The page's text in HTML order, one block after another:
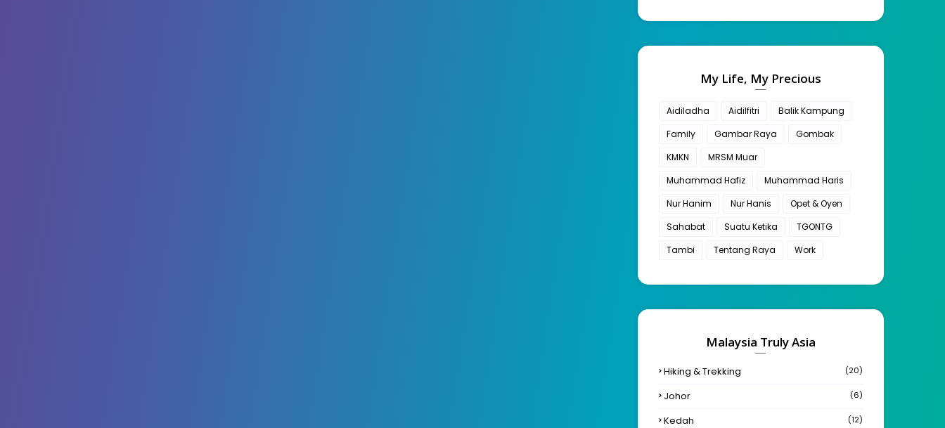
My Life, My Precious
Aidiladha Aidilfitri
Balik Kampung
Family
Gambar Raya
Gombak
KMKN
MRSM Muar
Muhammad Hafiz
Muhammad Haris
Nur Hanim
Nur Hanis
Opet & Oyen
Sahabat
Suatu Ketika
TGONTG
Tambi
Tentang Raya Work
Malaysia Truly Asia
Hiking & Trekking (20)
Johor (6)
Kedah (12)